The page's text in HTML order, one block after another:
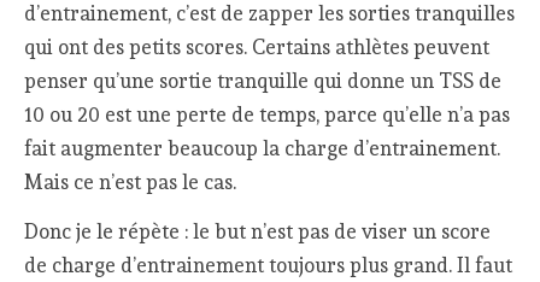
d’entrainement, c’est de zapper les sorties tranquilles
qui ont des petits scores. Certains athlètes peuvent
penser qu’une sortie tranquille qui donne un TSS de
10 ou 20 est une perte de temps, parce qu’elle n’a pas
fait augmenter beaucoup la charge d’entrainement.
Mais ce n’est pas le cas.
Donc je le répète : le but n’est pas de viser un score
de charge d’entrainement toujours plus grand. Il faut